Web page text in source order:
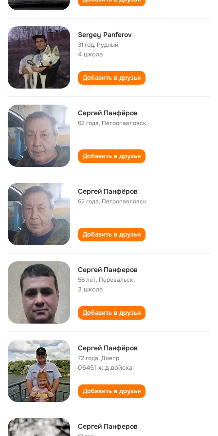
Sergey Panferov
31 год, Рудный
4 школа
Добавить в друзья
Сергей Панфёров
62 года, Петропавловск
Добавить в друзья
Сергей Панфёров
62 года, Петропавловск
Добавить в друзья
Сергей Панферов
56 лет, Перевальск
3 школа
Добавить в друзья
Сергей Панфёров
72 года,Днепр
06451 ж,д,войска
Добавить в друзья
Сергей Панферов